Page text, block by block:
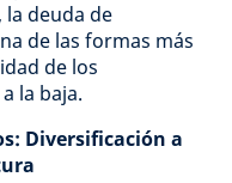
la deuda de
de las formas más
de los
la baja.
Diversificación a